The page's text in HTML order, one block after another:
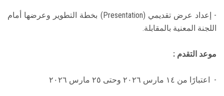
- إعداد عرض تقديمي (Presentation) بخطة التطوير وعرضها أمام
اللجنة المعنية بالمقابلة.
موعد التقدم :
- اعتبارًا من ١٤ مارس ۲۰۲٦ وحتى ٢٥ مارس ۲۰۲٦